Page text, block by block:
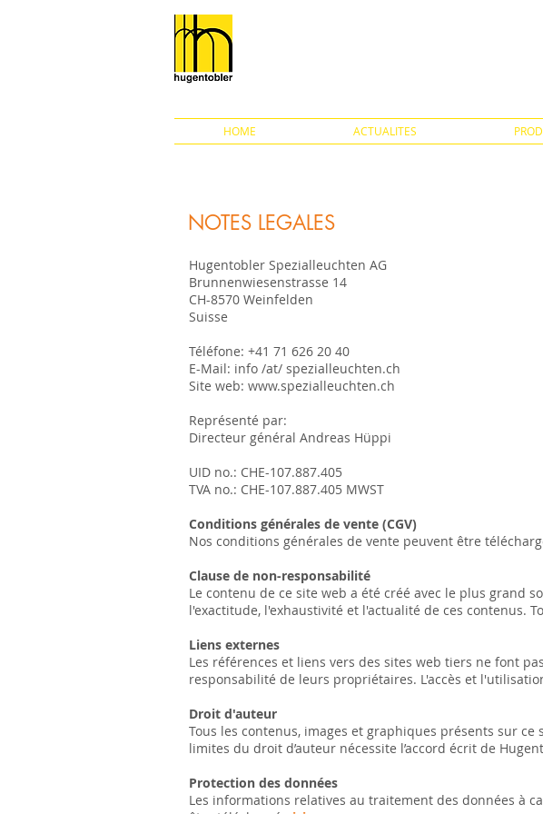
HOME ACTUALITES
NOTES LEGALES
Hugentobler Spezialleuchten AG
Brunnenwiesenstrasse 14
CH-8570 Weinfelden
Suisse
Téléfone: +41 71 626 20 40
E-Mail: info /at/ spezialleuchten.ch
Site web: www.spezialleuchten.ch
Représenté par:
Directeur général Andreas Hüppi
UID no.: CHE-107.887.405
TVA no.: CHE-107.887.405 MWST
Conditions générales de vente (CGV)
Nos conditions générales de vente peuvent être
Clause de non-responsabilité
Le contenu de ce site web a été créé avec le plus grand
l'exactitude, l'exhaustivité et l'actualité de ces contenus.
Liens externes
Les références et liens vers des sites web tiers ne font
responsabilité de leurs propriétaires. L'accès et
Droit d'auteur
Tous les contenus, images et graphiques présents sur
limites du droit d’auteur nécessite l’accord écrit de
Protection des données
Les informations relatives au traitement des données à